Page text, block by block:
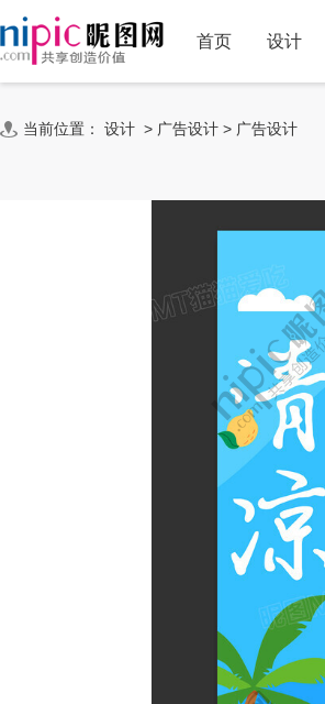
首页 设计
当前位置： 设计 > 广告设计 > 广告设计